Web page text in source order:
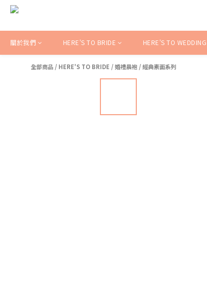
關於我們 HERE'S TO BRIDE HERE'S TO WEDDING
全部商品 / HERE'S TO BRIDE /婚禮晨袍 /經典素面系列